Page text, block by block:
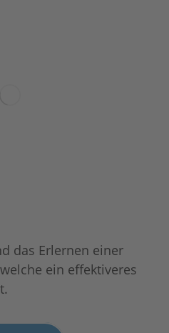
das Erlernen einer
ein effektiveres